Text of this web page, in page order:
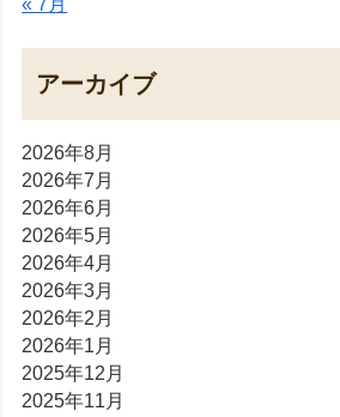
アーカイブ
2026年8月
2026年7月
2026年6月
2026年5月
2026年4月
2026年3月
2026年2月
2026年1月
2025年12月
2025年11月